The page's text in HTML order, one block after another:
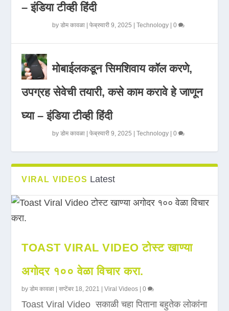
– इंडिया टीव्ही हिंदी
byडोम कावळा |फेब्रुवारी 9, 2025 |Technology |0
मोबाईलकडून सिमशिवाय कॉल करणे,
उपग्रह सेवेची तयारी, कसे काम करावे हे जाणून
घ्या – इंडिया टीव्ही हिंदी
byडोम कावळा |फेब्रुवारी 9, 2025 |Technology |0
VIRAL VIDEOS Latest
TOAST VIRAL VIDEO टोस्ट खाण्या
अगोदर १०० वेळा विचार करा.
byडोम कावळा |सप्टेंबर 18, 2021 |Viral Videos |0
Toast Viral Video सकाळी चहा पिताना बहुतेक लोकांना